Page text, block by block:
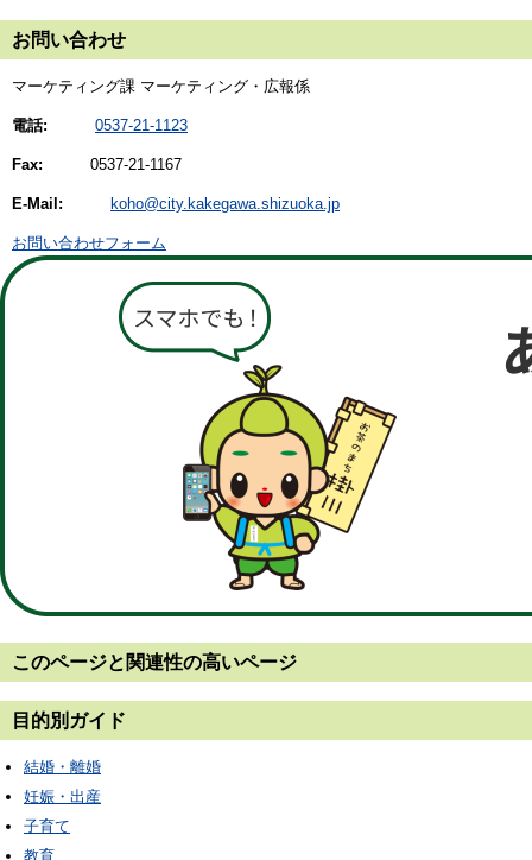
お問い合わせ
マーケティング課 マーケティング・広報係
電話: 0537-21-1123
Fax: 0537-21-1167
E-Mail: koho@city.kakegawa.shizuoka.jp
お問い合わせフォーム
このページと 関連性の高いページ
目的別ガイド
結婚・離婚
妊娠・出産
子育て
教育